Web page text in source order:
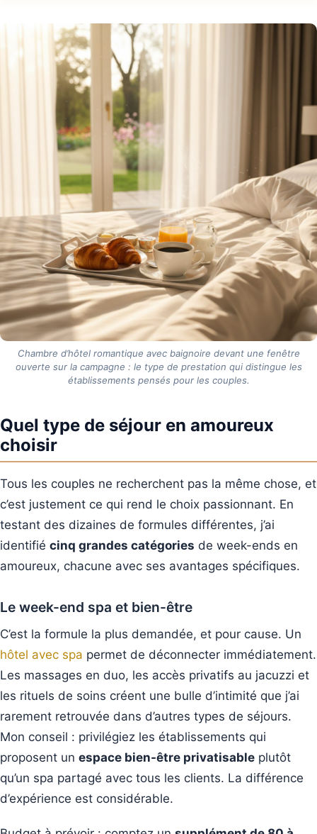
Chambre d’hôtel romantique avec baignoire devant une fenêtre
ouverte sur la campagne : le type de prestation qui distingue les
établissements pensés pour les couples.
Quel type de séjour en amoureux
choisir
Tous les couples ne recherchent pas la même chose, et
c’est justement ce qui rend le choix passionnant. En
testant des dizaines de formules différentes, j’ai
identifié cinq grandes catégories de week-ends en
amoureux, chacune avec ses avantages spécifiques.
Le week-end spa et bien-être
C’est la formule la plus demandée, et pour cause. Un
hôtel avec spa permet de déconnecter immédiatement.
Les massages en duo, les accès privatifs au jacuzzi et
les rituels de soins créent une bulle d’intimité que j’ai
rarement retrouvée dans d’autres types de séjours.
Mon conseil : privilégiez les établissements qui
proposent un espace bien-être privatisable plutôt
qu’un spa partagé avec tous les clients. La différence
d’expérience est considérable.